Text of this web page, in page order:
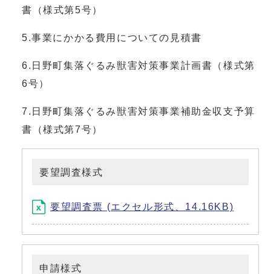
書（様式第5号）
5.事業にかかる費用についての見積書
6.日野町集落ぐるみ獣害対策事業計画書（様式第
6号）
7.日野町集落ぐるみ獣害対策事業補助金収支予算
書（様式第7号）
要望調査様式
要望調査票 (エクセル形式、14.16KB)
申請様式